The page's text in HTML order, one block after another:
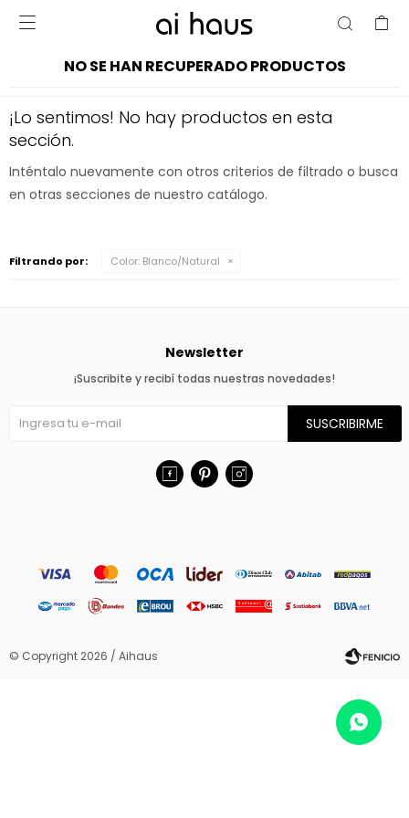

NO SE HAN RECUPERADO PRODUCTOS
¡Lo sentimos! No hay productos en esta
sección.
Inténtalo nuevamente con otros criterios de filtrado o busca
en otras secciones de nuestro catálogo.
Filtrando por: Color: Blanco/Natural
Newsletter
¡Suscribite y recibí todas nuestras novedades!
SUSCRIBIRME
  
© Copyright 2026 / Aihaus